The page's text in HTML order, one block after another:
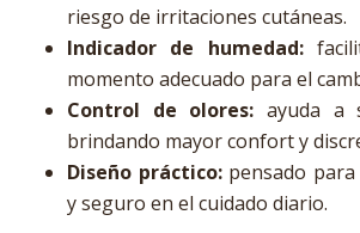
riesgo de irritaciones cutáneas.
Indicador de humedad:
momento adecuado para el
Control de olores: ayuda a
brindando mayor confort y
Diseño práctico:pensado para
y seguro en el cuidado diario.